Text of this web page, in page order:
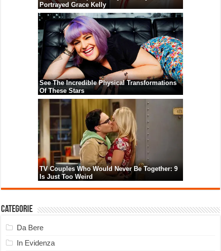
Categorie
Da Bere
In Evidenza